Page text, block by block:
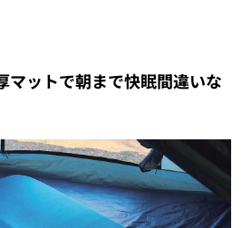
マットで朝まで快眠間違いな